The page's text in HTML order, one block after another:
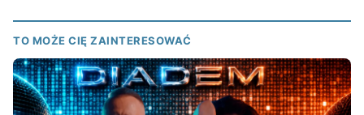
TO MOŻE CIĘ ZAINTERESOWAĆ